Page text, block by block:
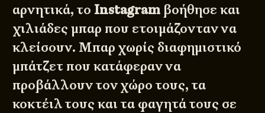
αρνητικά, το Instagram βοήθησε και
χιλιάδες μπαρ που ετοιμάζονταν να
κλείσουν. Μπαρ χωρίς διαφημιστικό
μπάτζετ που κατάφεραν να
προβάλλουν τον χώρο τους, τα
κοκτέιλ τους και τα φαγητά τους σε